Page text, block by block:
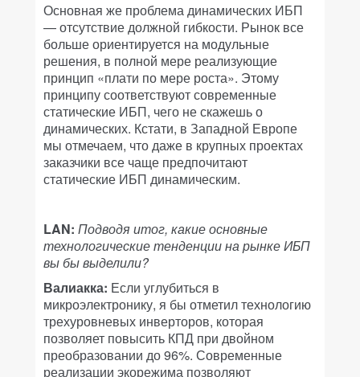
Основная же проблема динамических ИБП
— отсутствие должной гибкости. Рынок все
больше ориентируется на модульные
решения, в полной мере реализующие
принцип «плати по мере роста». Этому
принципу соответствуют современные
статические ИБП, чего не скажешь о
динамических. Кстати, в Западной Европе
мы отмечаем, что даже в крупных проектах
заказчики все чаще предпочитают
статические ИБП динамическим.
LAN: Подводя итог, какие основные
технологические тенденции на рынке ИБП
вы бы выделили?
Валиакка: Если углубиться в
микроэлектронику, я бы отметил технологию
трехуровневых инверторов, которая
позволяет повысить КПД при двойном
преобразовании до 96%. Современные
реализации экорежима позволяют